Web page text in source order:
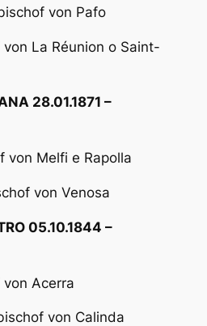
von Pafo
von La Réunion o Saint-
28.01.1871 –
von Melfi e Rapolla
von Venosa
05.10.1844 –
von Acerra
von Calinda